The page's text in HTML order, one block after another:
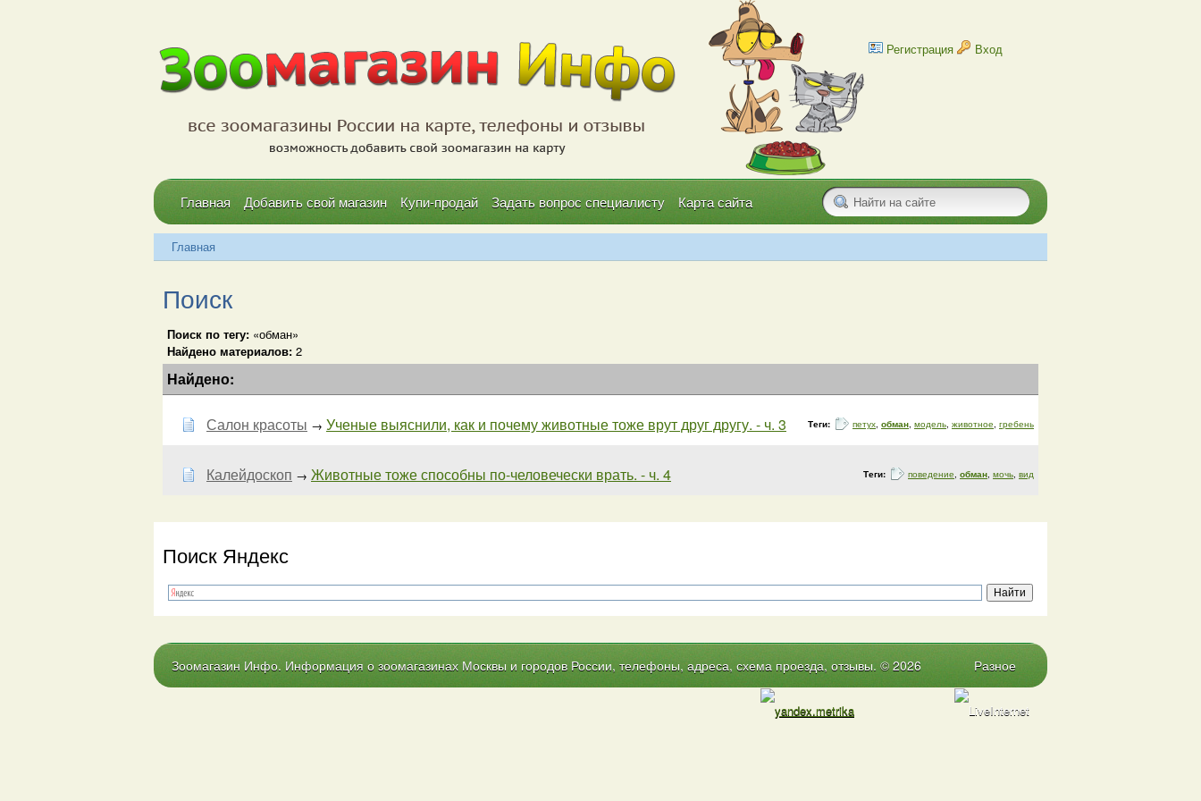
Регистрация Вход
Главная Добавить свой магазин Купи-продай Задать вопрос специалисту Карта сайта
Главная
Поиск
Поиск по тегу: «обман»
Найдено материалов: 2
Найдено:
Салон красоты → Ученые выяснили, как и почему животные тоже врут друг другу. - ч. 3 Теги: петух, обман, модель, животное, гребень
Калейдоскоп → Животные тоже способны по-человечески врать. - ч. 4 Теги: поведение, обман, мочь, вид
Поиск Яндекс
Зоомагазин Инфо. Информация о зоомагазинах Москвы и городов России, телефоны, адреса, схема проезда, отзывы. © 2026 Разное